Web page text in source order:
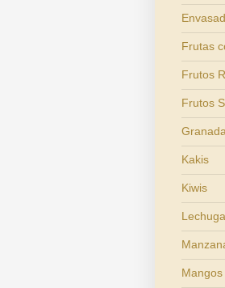
Frutas
Frutos
Frutos
Kakis
Kiwis
Mangos